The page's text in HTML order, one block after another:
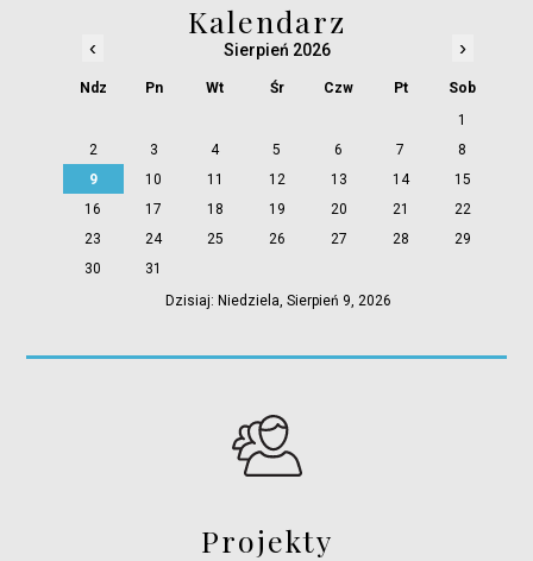
Kalendarz
‹ Sierpień 2026 ›
Ndz Pn Wt Śr Czw Pt
Sob
1
2
3 4 5 6 7
8
9
10 11 12 13 14
15
16
17 18 19 20 21
22
23
24 25 26 27 28
29
30
31
Dzisiaj: Niedziela, Sierpień 9, 2026
Projekty